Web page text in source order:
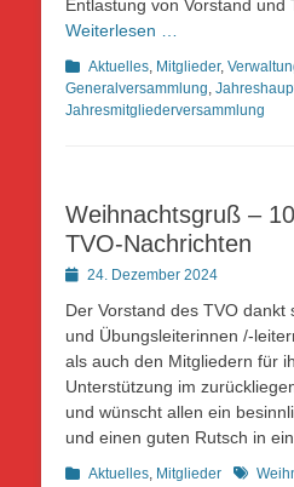
Entlastung von Vorstand und
Weiterlesen …
Kategorien
Aktuelles, Mitglieder,
Generalversammlung,
Jahresmitgliederversammlung
Weihnachtsgruß –
TVO-Nachrichten
Posted24. Dezember 2024
Der Vorstand des TVO dankt
und Übungsleiterinnen /-
als auch den Mitgliedern für
Unterstützung im
und wünscht allen ein
und einen guten Rutsch in ein
Kategorien
Aktuelles, Mitglieder